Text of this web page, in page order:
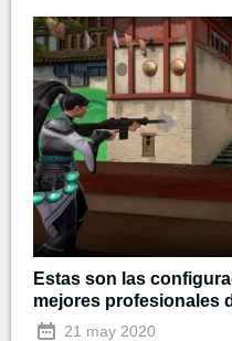
Estas son las
mejores profesionales
21 may 2020